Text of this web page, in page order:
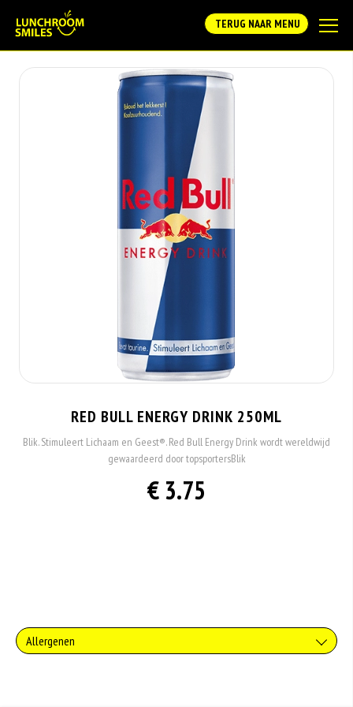
TERUG NAAR MENU
RED BULL ENERGY DRINK 250ML
Blik. Stimuleert Lichaam en Geest®. Red Bull Energy Drink wordt wereldwijd
gewaardeerd door topsportersBlik
€ 3.75
Allergenen